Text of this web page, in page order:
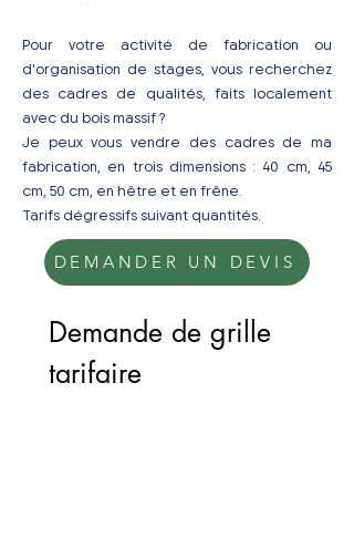
Pour votre activité de fabrication ou
d'organisation de stages, vous recherchez
des cadres de qualités, faits localement
avec du bois massif ?
Je peux vous vendre des cadres de ma
fabrication, en trois dimensions : 40 cm, 45
cm, 50 cm, en hêtre et en frêne.
Tarifs dégressifs suivant quantités.
DEMANDER UN DEVIS
Demande de grille
tarifaire